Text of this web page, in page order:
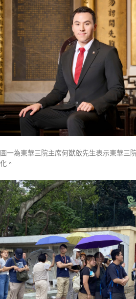
圖一為東華三院主席何猷啟先生表示東華三
化。